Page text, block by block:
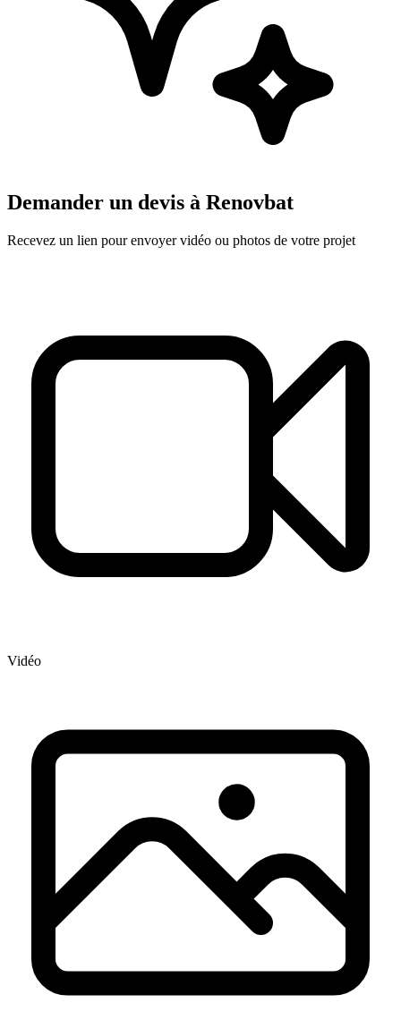
Demander un devis à Renovbat
Recevez un lien pour envoyer vidéo ou photos de votre projet
Vidéo